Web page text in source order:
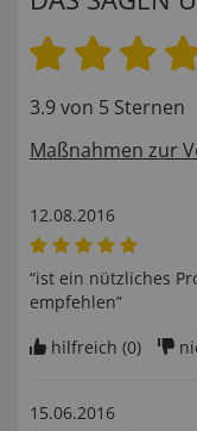
3.9 von 5 Sternen
Maßnahmen zur
12.08.2016
“ist ein nützliches
empfehlen”
hilfreich (0)
15.06.2016